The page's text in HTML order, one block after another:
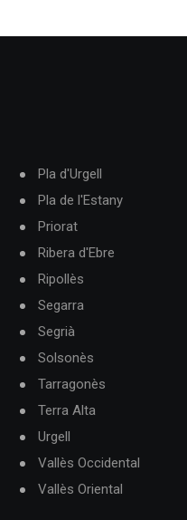
Pla d'Urgell
Pla de l'Estany
Priorat
Ribera d'Ebre
Ripollès
Segarra
Segrià
Solsonès
Tarragonès
Terra Alta
Urgell
Vallès Occidental
Vallès Oriental